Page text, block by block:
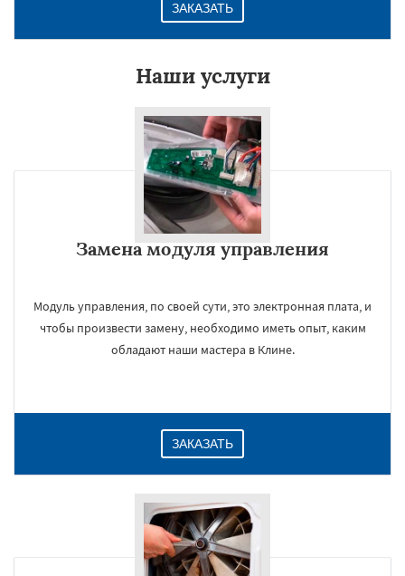
ЗАКАЗАТЬ
Наши услуги
Замена модуля управления
Модуль управления, по своей сути, это электронная плата, и
чтобы произвести замену, необходимо иметь опыт, каким
обладают наши мастера в Клине.
ЗАКАЗАТЬ
Даю согласие на обработку персональных данных